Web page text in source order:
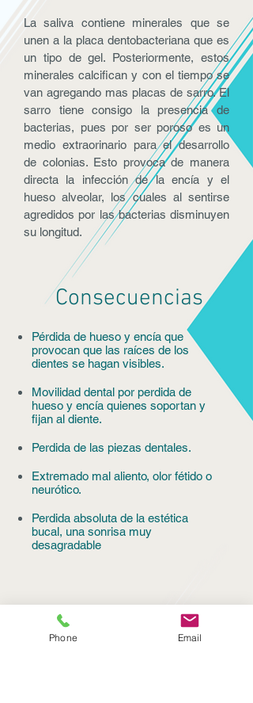
La saliva contiene minerales que se
unen a la placa dentobacteriana que es
un tipo de gel. Posteriormente, estos
minerales calcifican y con el tiempo se
van agregando mas placas de sarro. El
sarro tiene consigo la presencia de
bacterias, pues por ser poroso es un
medio extraorinario para el desarrollo
de colonias. Esto provoca de manera
directa la infección de la encía y el
hueso alveolar, los cuales al sentirse
agredidos por las bacterias disminuyen
su longitud.
Consecuencias
Pérdida de hueso y encía que
provocan que las raíces de los
dientes se hagan visibles.
Movilidad dental por perdida de
hueso y encía quienes soportan y
fijan al diente.
Perdida de las piezas dentales.
Extremado mal aliento, olor fétido o
neurótico.
Perdida absoluta de la estética
bucal, una sonrisa muy
desagradable
Tratamiento
Phone Email